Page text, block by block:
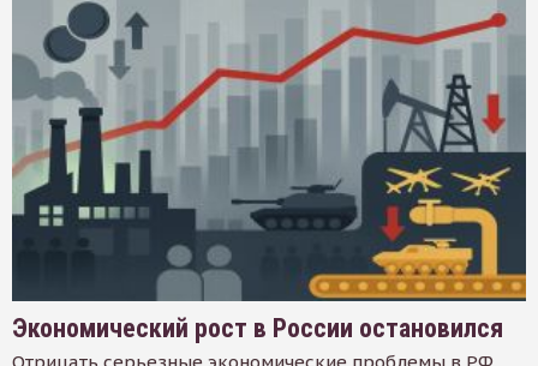
Экономический рост в России остановился